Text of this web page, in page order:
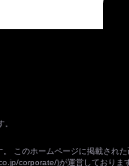
このホームページに掲載され
corporate/)が運営しておりま